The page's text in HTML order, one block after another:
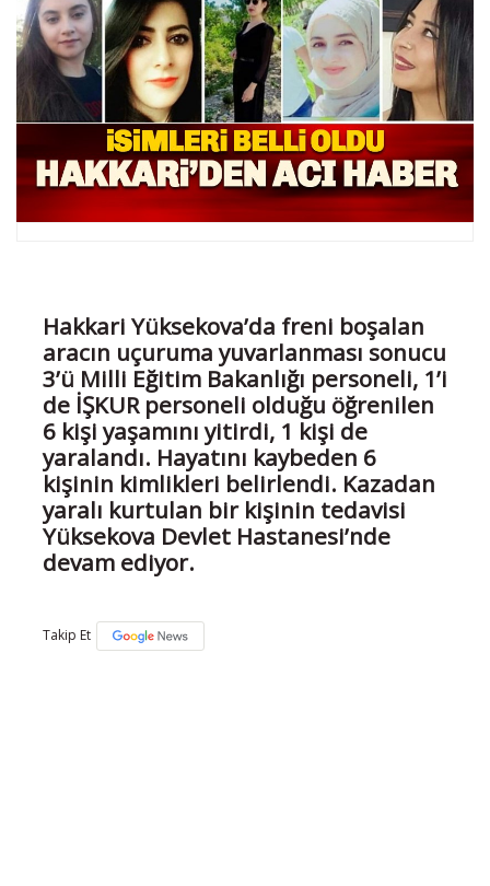
Hakkari Yüksekova’da freni boşalan
aracın uçuruma yuvarlanması sonucu
3’ü Milli Eğitim Bakanlığı personeli, 1’i
de İŞKUR personeli olduğu öğrenilen
6 kişi yaşamını yitirdi, 1 kişi de
yaralandı. Hayatını kaybeden 6
kişinin kimlikleri belirlendi. Kazadan
yaralı kurtulan bir kişinin tedavisi
Yüksekova Devlet Hastanesi’nde
devam ediyor.
Takip Et